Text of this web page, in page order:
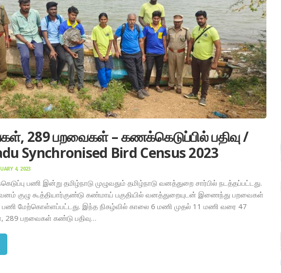
289 பறவைகள் – கணக்கெடுப்பில் பதிவு /
Synchronised Bird Census 2023
4, 2023
பணி இன்று தமிழ்நாடு முழுவதும் தமிழ்நாடு வனத்துறை சார்பில் நடத்தப்பட்டது.
குழு கூத்தியார்குண்டு கண்மாய் பகுதியில் வனத்துறையுடன் இணைந்து பறவைகள்
மேற்கொள்ளப்பட்டது. இந்த நிகழ்வில் காலை 6 மணி முதல் 11 மணி வரை 47
பறவைகள் கண்டு பதிவு…